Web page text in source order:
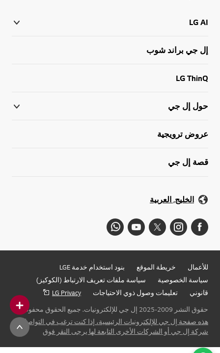
LG AI
إل جي براند شوب
LG ThinQ
حول إل جي
عروض ترويجية
قصة إل جي
الخليج, العربية
للأعمال خريطة الموقع
بنود استخدام خدمة LGE
سياسة الخصوصية
سياسة ملفات تعريف الارتباط (الكوكيز)
قانوني
تعليمات وصول ذوي الاحتياجات
LG Privacy
حقوق النشر 2009-2025 إل جي للإلكترونيات. جميع الحقوق محفوظة
هذه صفحة إل جي للإلكترونيات الرئيسية، إذا كنت ترغب في التواصل مع
شركة إل جي أو الشركات الأخرى التابعة لها يرجى النقر فوق